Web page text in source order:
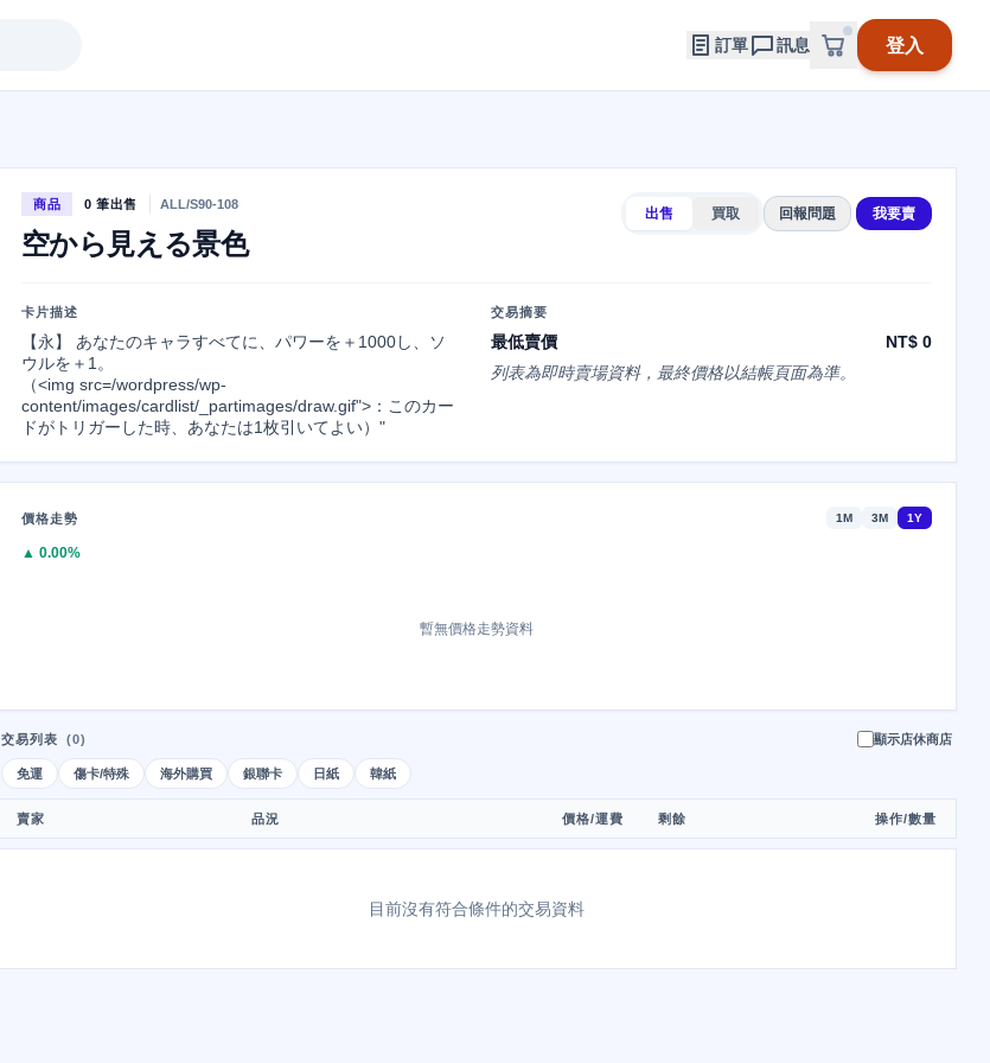
訂單 訊息 登入
商品 0 筆出售 ALL/S90-108
空から見える景色
出售 買取 回報問題 我要賣
卡片描述
【永】 あなたのキャラすべてに、パワーを＋1000し、ソ
ウルを＋1。
（<img src=/wordpress/wp-
content/images/cardlist/_partimages/draw.gif">：このカー
ドがトリガーした時、あなたは1枚引いてよい）"
交易摘要
最低賣價
NT$ 0
列表為即時賣場資料，最終價格以結帳頁面為準。
價格走勢 1M 3M 1Y
▲ 0.00%
暫無價格走勢資料
交易列表 (0) 顯示店休商店
免運 傷卡/特殊 海外購買 銀聯卡 日紙 韓紙
賣家 品況 價格/運費 剩餘 操作/數量
目前沒有符合條件的交易資料